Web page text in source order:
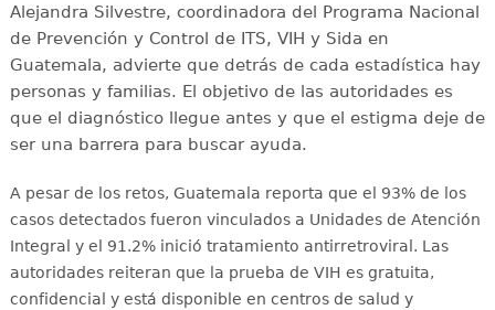
Alejandra Silvestre, coordinadora del Programa Nacional
de Prevención y Control de ITS, VIH y Sida en
Guatemala, advierte que detrás de cada estadística hay
personas y familias. El objetivo de las autoridades es
que el diagnóstico llegue antes y que el estigma deje de
ser una barrera para buscar ayuda.
A pesar de los retos, Guatemala reporta que el 93% de los
casos detectados fueron vinculados a Unidades de Atención
Integral y el 91.2% inició tratamiento antirretroviral . Las
autoridades reiteran que la prueba de VIH es gratuita,
confidencial y está disponible en centros de salud y